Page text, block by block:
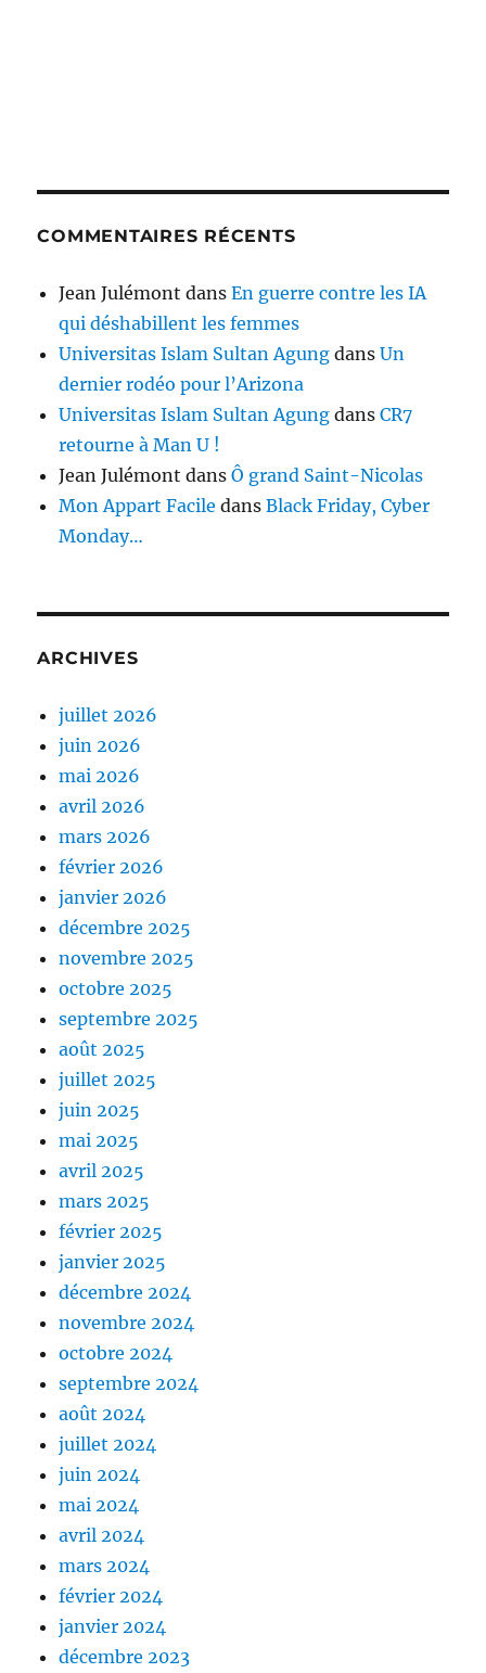
COMMENTAIRES RÉCENTS
Jean Julémont dansEn guerre contre les IA
qui déshabillent les femmes
Universitas Islam Sultan Agung dansUn
dernier rodéo pour l’Arizona
Universitas Islam Sultan Agung dansCR7
retourne à Man U !
Jean Julémont dansÔ grand Saint-Nicolas
Mon Appart Facile dansBlack Friday, Cyber
Monday…
ARCHIVES
juillet 2026
juin 2026
mai 2026
avril 2026
mars 2026
février 2026
janvier 2026
décembre 2025
novembre 2025
octobre 2025
septembre 2025
août 2025
juillet 2025
juin 2025
mai 2025
avril 2025
mars 2025
février 2025
janvier 2025
décembre 2024
novembre 2024
octobre 2024
septembre 2024
août 2024
juillet 2024
juin 2024
mai 2024
avril 2024
mars 2024
février 2024
janvier 2024
décembre 2023